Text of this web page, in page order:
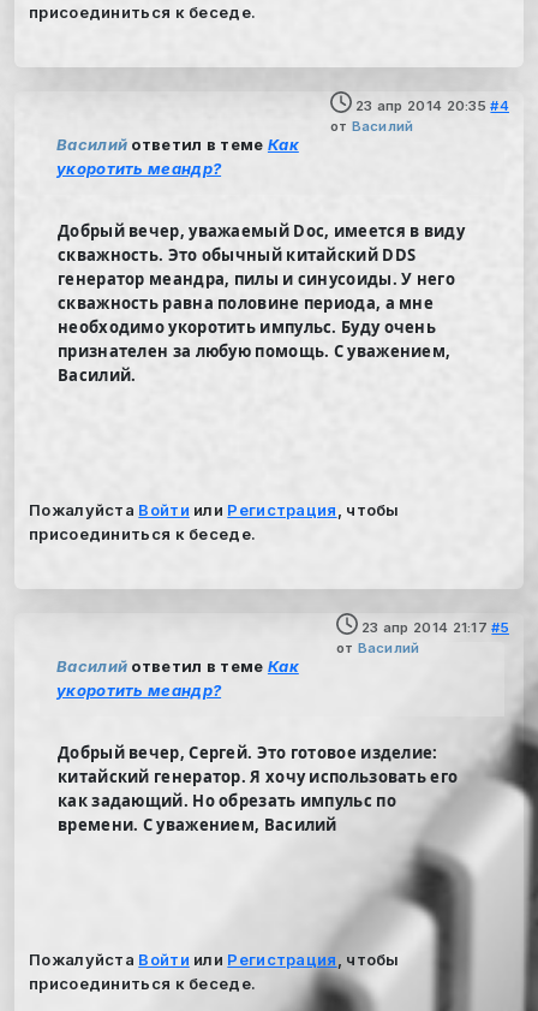
присоединиться к беседе.
23 апр 2014 20:35 #4
от Василий
Василий ответил в теме Как
укоротить меандр?
Добрый вечер, уважаемый Doc, имеется в виду
скважность. Это обычный китайский DDS
генератор меандра, пилы и синусоиды. У него
скважность равна половине периода, а мне
необходимо укоротить импульс. Буду очень
признателен за любую помощь. С уважением,
Василий.
Пожалуйста Войти или Регистрация
, чтобы
присоединиться к беседе.
23 апр 2014 21:17 #5
от Василий
Василий ответил в теме Как
укоротить меандр?
Добрый вечер, Сергей. Это готовое изделие:
китайский генератор. Я хочу использовать его
как задающий. Но обрезать импульс по
времени. С уважением, Василий
Пожалуйста Войти или Регистрация
, чтобы
присоединиться к беседе.